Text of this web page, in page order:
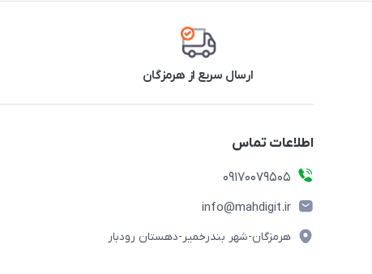
ارسال سریع از هرمزگان
اطلاعات تماس
09170079505
info@mahdigit.ir
هرمزگان-شهر بندرخمیر-دهستان رودبار